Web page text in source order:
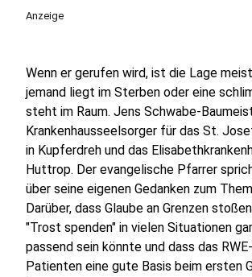
Anzeige
Wenn er gerufen wird, ist die Lage
jemand liegt im Sterben oder eine
steht im Raum. Jens Schwabe-
Krankenhausseelsorger für das St.
in Kupferdreh und das
Huttrop. Der evangelische Pfarrer
über seine eigenen Gedanken zum
Darüber, dass Glaube an Grenzen
"Trost spenden" in vielen Situationen
passend sein könnte und dass das
Patienten eine gute Basis beim ersten